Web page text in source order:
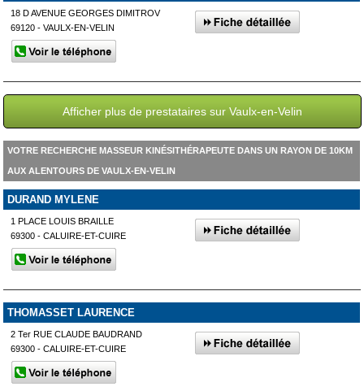
18 D AVENUE GEORGES DIMITROV
69120 - VAULX-EN-VELIN
Afficher plus de prestataires sur Vaulx-en-Velin
VOTRE RECHERCHE MASSEUR KINÉSITHÉRAPEUTE DANS UN RAYON DE 10KM
AUX ALENTOURS DE VAULX-EN-VELIN
DURAND MYLENE
1 PLACE LOUIS BRAILLE
69300 - CALUIRE-ET-CUIRE
THOMASSET LAURENCE
2 Ter RUE CLAUDE BAUDRAND
69300 - CALUIRE-ET-CUIRE